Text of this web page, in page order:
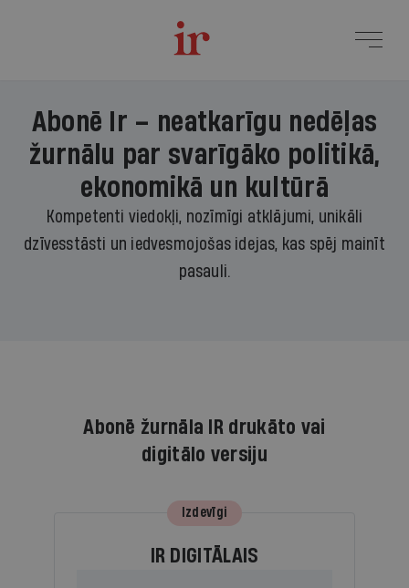
Abonē Ir – neatkarīgu nedēļas
žurnālu par svarīgāko politikā,
ekonomikā un kultūrā
Kompetenti viedokļi, nozīmīgi atklājumi, unikāli
dzīvesstāsti un iedvesmojošas idejas, kas spēj mainīt
pasauli.
Abonē žurnāla IR drukāto vai
digitālo versiju
Izdevīgi
IR DIGITĀLAIS